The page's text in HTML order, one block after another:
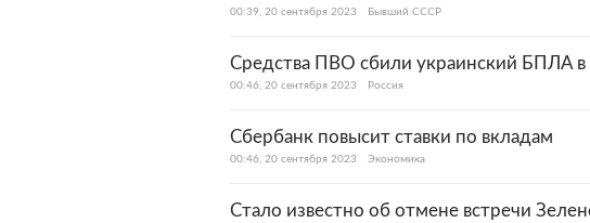
00:39, 20 сентября 2023 Бывший СССР
Средства ПВО сбили украинский БПЛА в
00:46, 20 сентября 2023 Россия
Сбербанк повысит ставки по вкладам
00:46, 20 сентября 2023 Экономика
Стало известно об отмене встречи